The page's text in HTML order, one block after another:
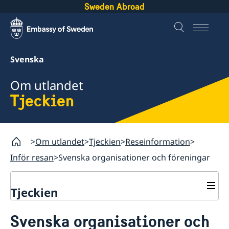
Sweden Abroad
Svenska
Om utlandet
Tjeckien
Om utlandet Tjeckien Reseinformation
Inför resan Svenska organisationer och föreningar
Tjeckien
Hjälp till svenskar i Tjeckien
Svenska organisationer och